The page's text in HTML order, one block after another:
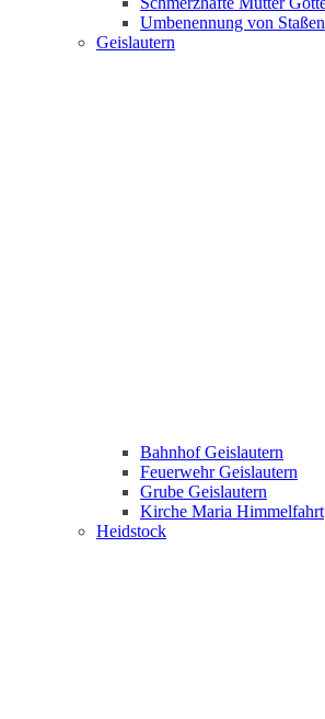
Umbenennung von
Geislautern
Bahnhof Geislautern
Feuerwehr Geislautern
Grube Geislautern
Kirche Maria Himmelfahrt
Heidstock